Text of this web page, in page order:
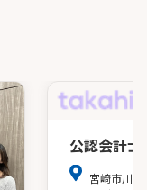
公認会計
宮崎市川